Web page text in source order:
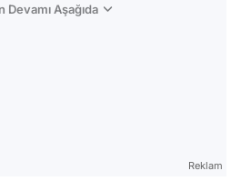
Devamı Aşağıda
Reklam